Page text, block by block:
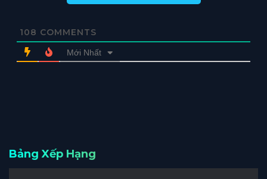
108 COMMENTS
Mới Nhất
Bảng Xếp Hạng